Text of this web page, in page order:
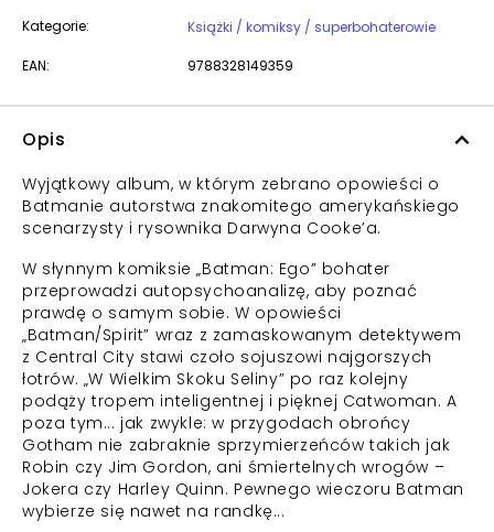
Kategorie: Książki / komiksy / superbohaterowie
EAN: 9788328149359
Opis
Wyjątkowy album, w którym zebrano opowieści o
Batmanie autorstwa znakomitego amerykańskiego
scenarzysty i rysownika Darwyna Cooke’a.
W słynnym komiksie „Batman: Ego” bohater
przeprowadzi autopsychoanalizę, aby poznać
prawdę o samym sobie. W opowieści
„Batman/Spirit” wraz z zamaskowanym detektywem
z Central City stawi czoło sojuszowi najgorszych
łotrów. „W Wielkim Skoku Seliny” po raz kolejny
podąży tropem inteligentnej i pięknej Catwoman. A
poza tym... jak zwykle: w przygodach obrońcy
Gotham nie zabraknie sprzymierzeńców takich jak
Robin czy Jim Gordon, ani śmiertelnych wrogów –
Jokera czy Harley Quinn. Pewnego wieczoru Batman
wybierze się nawet na randkę...